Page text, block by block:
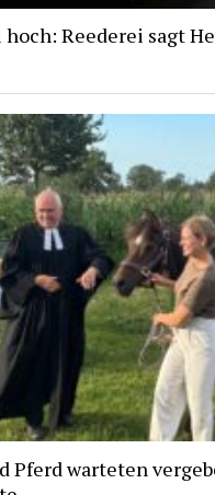
hoch: Reederei sagt
Pferd warteten